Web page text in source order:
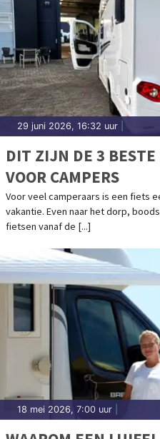
29 juni 2026, 16:32 uur
DIT ZIJN DE 3 BESTE
VOOR CAMPERS
Voor veel camperaars is een fiets
vakantie. Even naar het dorp,
fietsen vanaf de [...]
18 mei 2026, 7:00 uur